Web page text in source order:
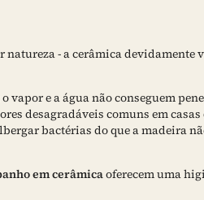
natureza - a cerâmica devidamente
vapor e a água não conseguem
desagradáveis comuns em
bactérias do que a madeira
em cerâmicaoferecem uma